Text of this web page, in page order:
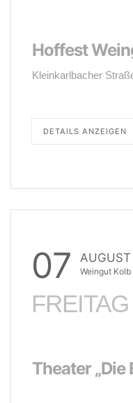
Hoffest
Kleinkarlbacher
DETAILS ANZEIGEN
07 AUGUST
Weingut Kolb
FREITAG
Theater „Die